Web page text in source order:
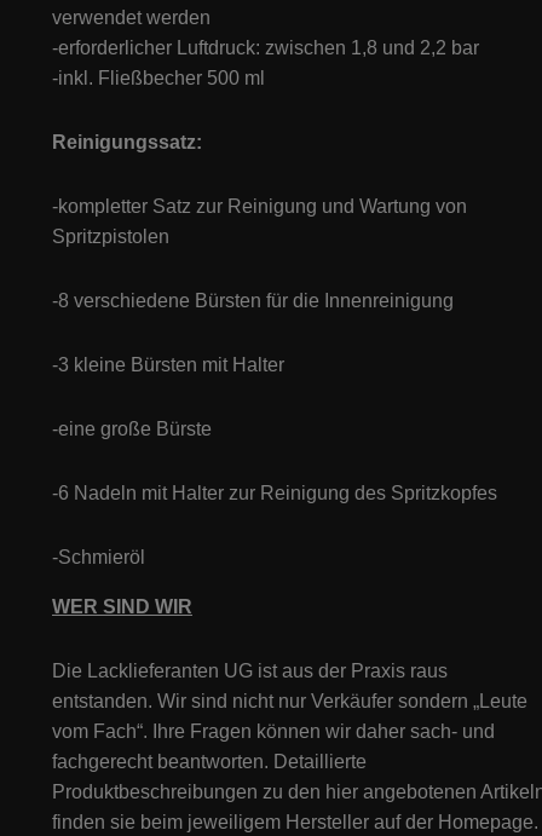
verwendet werden
-erforderlicher Luftdruck: zwischen 1,8 und 2,2 bar
-inkl. Fließbecher 500 ml
Reinigungssatz:
-kompletter Satz zur Reinigung und Wartung von
Spritzpistolen
-8 verschiedene Bürsten für die Innenreinigung
-3 kleine Bürsten mit Halter
-eine große Bürste
-6 Nadeln mit Halter zur Reinigung des Spritzkopfes
-Schmieröl
WER SIND WIR
Die Lacklieferanten UG ist aus der Praxis raus
entstanden. Wir sind nicht nur Verkäufer sondern „Leute
vom Fach“. Ihre Fragen können wir daher sach- und
fachgerecht beantworten. Detaillierte
Produktbeschreibungen zu den hier angebotenen
finden sie beim jeweiligem Hersteller auf der Homepage.